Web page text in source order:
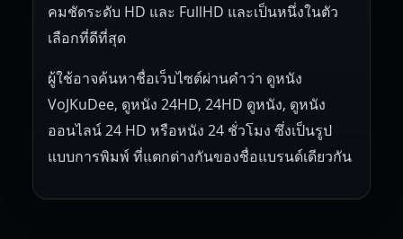
คมชัดระดับ HD และ FullHD และเป็นหนึ่งในตัว
เลือกที่ดีที่สุด
ผู้ใช้อาจค้นหาชื่อเว็บไซต์ผ่านคำว่า ดูหนัง
VoJKuDee, ดูหนัง 24HD, 24HD ดูหนัง, ดูหนัง
ออนไลน์ 24 HD หรือหนัง 24 ชั่วโมง ซึ่งเป็นรูป
แบบการพิมพ์ ที่แตกต่างกันของชื่อแบรนด์เดียวกัน